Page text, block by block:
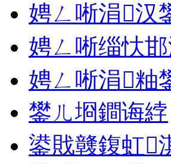
娉ㄥ唽涓汉
娉ㄥ唽缁忕
娉ㄥ唽涓粙
鐢ㄦ埛鐧诲綍
鍙戝竷鍑虹